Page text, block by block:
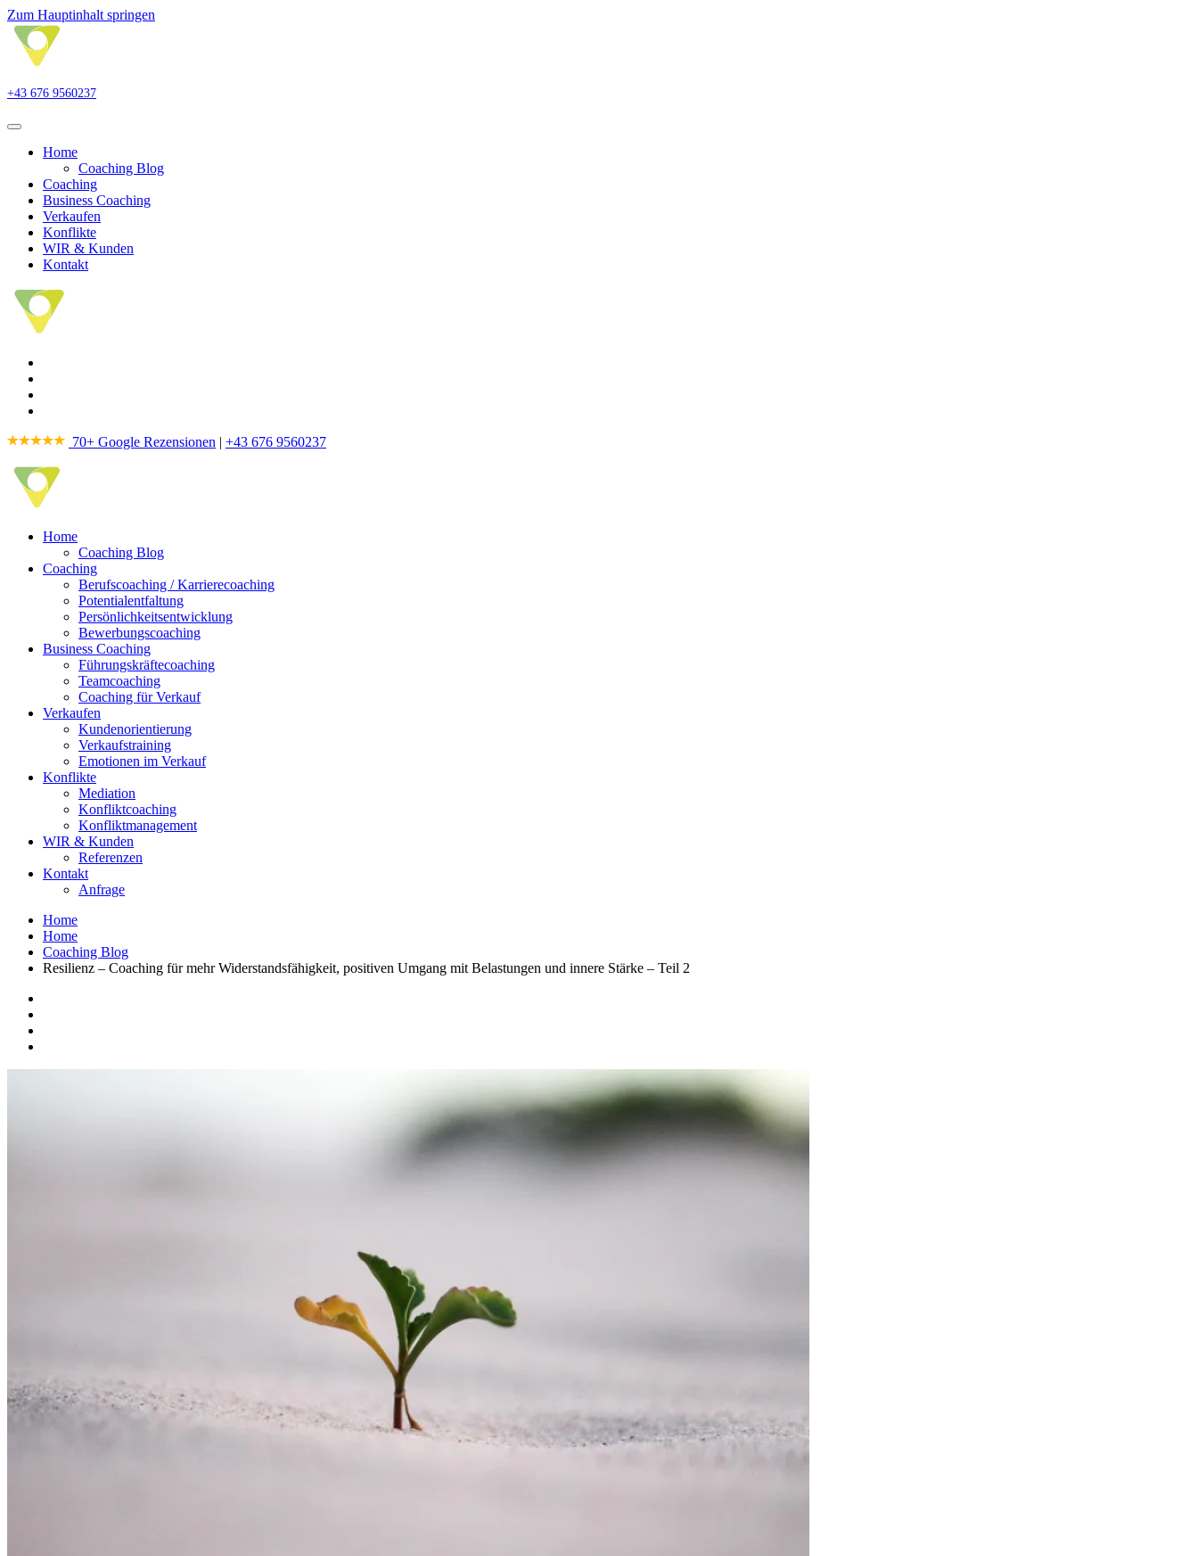
Zum Hauptinhalt springen
+43 676 9560237
Home
Coaching Blog
Coaching
Business Coaching
Verkaufen
Konflikte
WIR & Kunden
Kontakt
70+ Google Rezensionen | +43 676 9560237
Home
Coaching Blog
Coaching
Berufscoaching / Karrierecoaching
Potentialentfaltung
Persönlichkeitsentwicklung
Bewerbungscoaching
Business Coaching
Führungskräftecoaching
Teamcoaching
Coaching für Verkauf
Verkaufen
Kundenorientierung
Verkaufstraining
Emotionen im Verkauf
Konflikte
Mediation
Konfliktcoaching
Konfliktmanagement
WIR & Kunden
Referenzen
Kontakt
Anfrage
Home
Home
Coaching Blog
Resilienz – Coaching für mehr Widerstandsfähigkeit, positiven Umgang mit Belastungen und innere Stärke – Teil 2